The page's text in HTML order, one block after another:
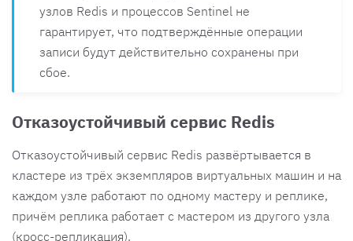
узлов Redis и процессов Sentinel не
гарантирует, что подтверждённые операции
записи будут действительно сохранены при
сбое.
Отказоустойчивый сервис Redis
Отказоустойчивый сервис Redis развёртывается в
кластере из трёх экземпляров виртуальных машин и на
каждом узле работают по одному мастеру и реплике,
причём реплика работает с мастером из другого узла
(кросс-репликация).